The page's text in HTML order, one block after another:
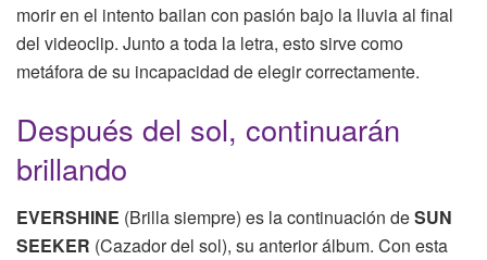
morir en el intento bailan con pasión bajo la lluvia al final
del videoclip. Junto a toda la letra, esto sirve como
metáfora de su incapacidad de elegir correctamente.
Después del sol, continuarán
brillando
EVERSHINE (Brilla siempre) es la continuación deSUN
SEEKER (Cazador del sol), su anterior álbum. Con esta